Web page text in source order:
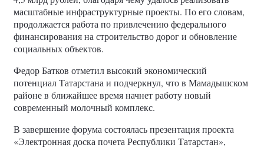
масштабные инфраструктурные проекты. По его словам,
продолжается работа по привлечению федерального
финансирования на строительство дорог и обновление
социальных объектов.
Федор Батков отметил высокий экономический
потенциал Татарстана и подчеркнул, что в Мамадышском
районе в ближайшее время начнет работу новый
современный молочный комплекс.
В завершение форума состоялась презентация проекта
«Электронная доска почета Республики Татарстан»,